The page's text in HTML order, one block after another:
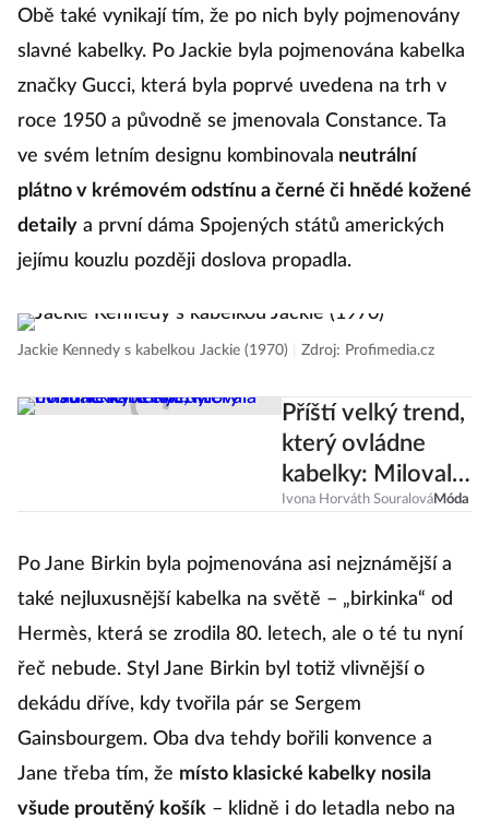
dopustit
Obě také vynikají tím, že po nich byly pojmenovány
slavné kabelky. Po Jackie byla pojmenována kabelka
značky Gucci, která byla poprvé uvedena na trh v
roce 1950 a původně se jmenovala Constance. Ta
ve svém letním designu kombinovala neutrální
plátno v krémovém odstínu a černé či hnědé kožené
detaily a první dáma Spojených států amerických
jejímu kouzlu později doslova propadla.
Jackie Kennedy s kabelkou Jackie (1970) Zdroj: Profimedia.cz
Příští velký trend,
který ovládne
kabelky: Milovala
ho i Jackie
Ivona Horváth SouralováMóda
Po Jane Birkin byla pojmenována asi nejznámější a
také nejluxusnější kabelka na světě – „birkinka“ od
Hermès, která se zrodila 80. letech, ale o té tu nyní
řeč nebude. Styl Jane Birkin byl totiž vlivnější o
dekádu dříve, kdy tvořila pár se Sergem
Gainsbourgem. Oba dva tehdy bořili konvence a
Jane třeba tím, že místo klasické kabelky nosila
všude proutěný košík – klidně i do letadla nebo na